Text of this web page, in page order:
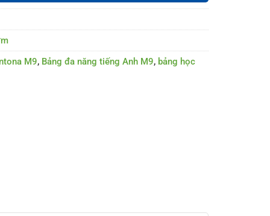
M9, Bảng đa năng tiếng Anh M9, bảng học